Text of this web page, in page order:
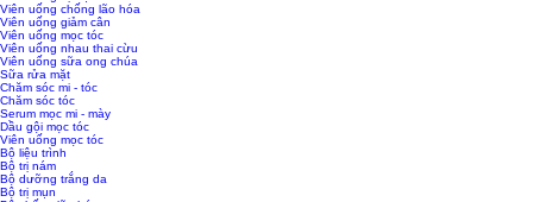
Viên uống chống lão hóa
Viên uống giảm cân
Viên uống mọc tóc
Viên uống nhau thai cừu
Viên uống sữa ong chúa
Sữa rửa mặt
Chăm sóc mi - tóc
Chăm sóc tóc
Serum mọc mi - mày
Dầu gội mọc tóc
Viên uống mọc tóc
Bộ liệu trình
Bộ trị nám
Bộ dưỡng trắng da
Bộ trị mụn